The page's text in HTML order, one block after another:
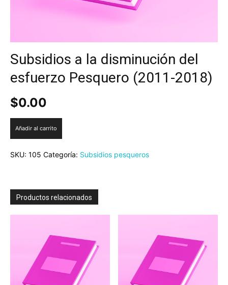
Subsidios a la disminución del
esfuerzo Pesquero (2011-2018)
$0.00
disminución
(2011-
Añadir al carrito
SKU: 105 Categoría: Subsidios pesqueros
Productos relacionados